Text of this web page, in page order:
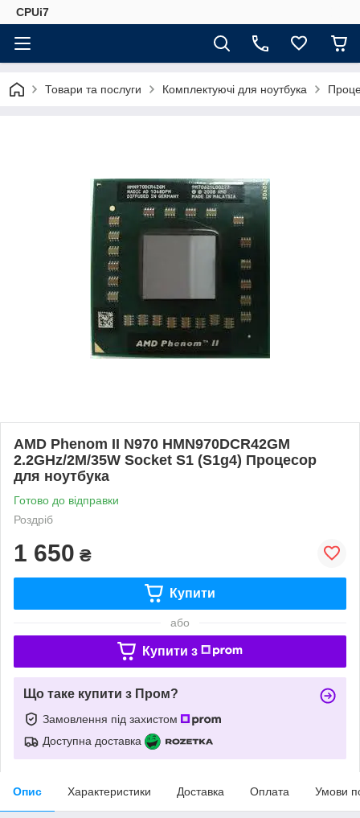
CPUi7
Товари та послуги Комплектуючі для ноутбука
AMD Phenom II N970 HMN970DCR42GM
2.2GHz/2M/35W Socket S1 (S1g4) Процесор
для ноутбука
Готово до відправки
Роздріб
1 650 ₴
Купити
або
Купити з
Що таке купити з Пром?
Замовлення під захистом
Доступна доставка
Опис Характеристики Доставка Оплата Умови